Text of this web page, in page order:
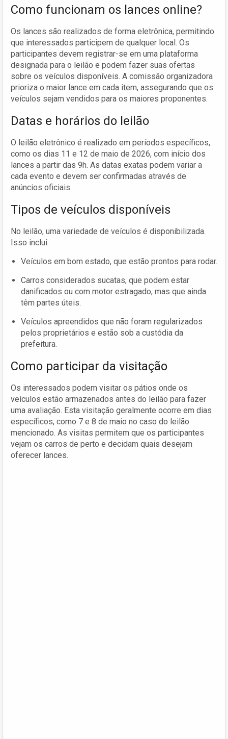
Como funcionam os lances online?
Os lances são realizados de forma eletrônica, permitindo
que interessados participem de qualquer local. Os
participantes devem registrar-se em uma plataforma
designada para o leilão e podem fazer suas ofertas
sobre os veículos disponíveis. A comissão organizadora
prioriza o maior lance em cada item, assegurando que os
veículos sejam vendidos para os maiores proponentes.
Datas e horários do leilão
O leilão eletrônico é realizado em períodos específicos,
como os dias 11 e 12 de maio de 2026, com início dos
lances a partir das 9h. As datas exatas podem variar a
cada evento e devem ser confirmadas através de
anúncios oficiais.
Tipos de veículos disponíveis
No leilão, uma variedade de veículos é disponibilizada.
Isso inclui:
Veículos em bom estado, que estão prontos para rodar.
Carros considerados sucatas, que podem estar
danificados ou com motor estragado, mas que ainda
têm partes úteis.
Veículos apreendidos que não foram regularizados
pelos proprietários e estão sob a custódia da
prefeitura.
Como participar da visitação
Os interessados podem visitar os pátios onde os
veículos estão armazenados antes do leilão para fazer
uma avaliação. Esta visitação geralmente ocorre em dias
específicos, como 7 e 8 de maio no caso do leilão
mencionado. As visitas permitem que os participantes
vejam os carros de perto e decidam quais desejam
oferecer lances.